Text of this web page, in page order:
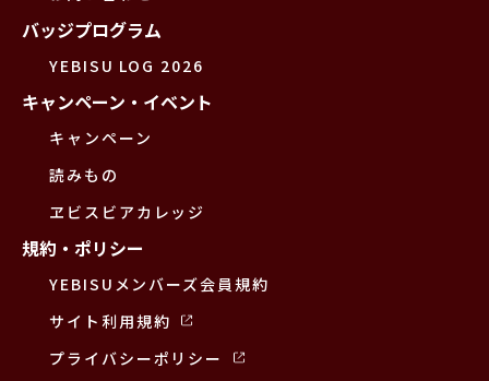
バッジプログラム
YEBISU LOG 2026
キャンペーン・イベント
キャンペーン
読みもの
ヱビスビアカレッジ
規約・ポリシー
YEBISUメンバーズ会員規約
サイト利用規約
プライバシーポリシー